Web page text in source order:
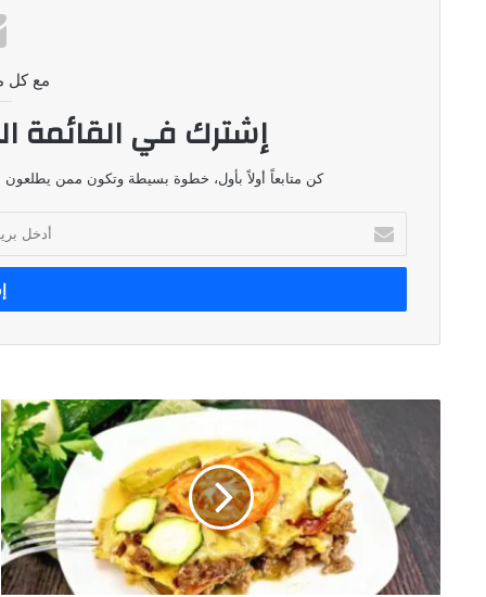
مع كل
إشترك في القائمة
كن متابعاً أولاً بأول، خطوة بسيطة وتكون ممن يطلعون
بريدك
الإلكتروني
بالباذنجان